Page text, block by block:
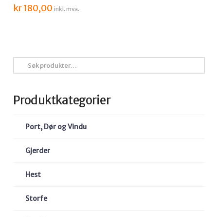
kr180,00 inkl. mva.
etter:
Produktkategorier
Port, Dør og Vindu
Gjerder
Hest
Storfe